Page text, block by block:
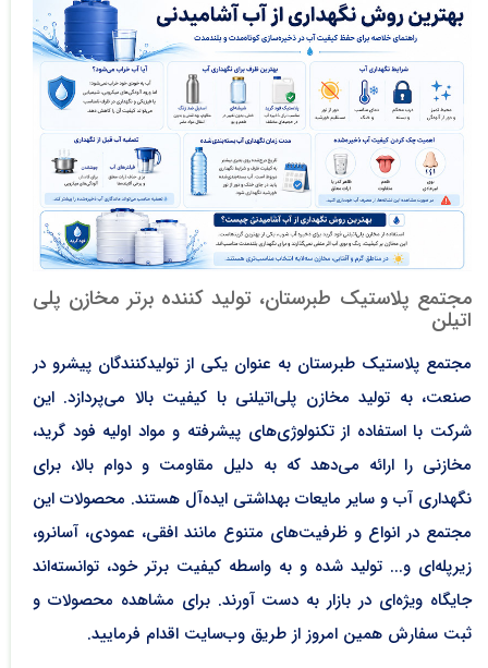
مجتمع پلاستیک طبرستان، تولید کننده برتر مخازن پلی
اتیلن
مجتمع پلاستیک طبرستان به عنوان یکی از تولیدکنندگان پیشرو در
صنعت، به تولید مخازن پلی‌اتیلنی با کیفیت بالا می‌پردازد. این
شرکت با استفاده از تکنولوژی‌های پیشرفته و مواد اولیه فود گرید،
مخازنی را ارائه می‌دهد که به دلیل مقاومت و دوام بالا، برای
نگهداری آب و سایر مایعات بهداشتی ایده‌آل هستند. محصولات این
مجتمع در انواع و ظرفیت‌های متنوع مانند افقی، عمودی، آسانرو،
زیرپله‌ای و... تولید شده و به واسطه کیفیت برتر خود، توانسته‌اند
جایگاه ویژه‌ای در بازار به دست آورند. برای مشاهده محصولات و
ثبت سفارش همین امروز از طریق وب‌سایت اقدام فرمایید.